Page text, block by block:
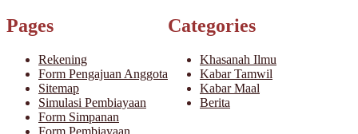
Pages
Rekening
Form Pengajuan Anggota
Sitemap
Simulasi Pembiayaan
Form Simpanan
Categories
Khasanah Ilmu
Kabar Tamwil
Kabar Maal
Berita